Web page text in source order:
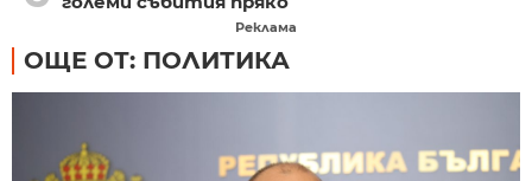
Реклама
ОЩЕ ОТ: ПОЛИТИКА